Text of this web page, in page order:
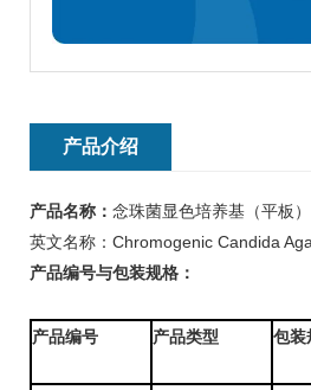
产品介绍
产品名称： 念珠菌显色培养基（平板）
英文名称：Chromogenic Candida
产品编号与包装规格：
产品编号 产品类型 包装